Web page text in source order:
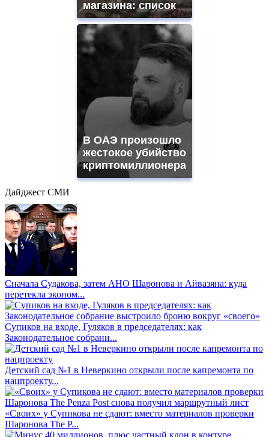
магазина: список
В ОАЭ произошло
жестокое убийство
криптомиллионера
Дайджест СМИ
Сначала Судакова, затем АНО Шаронова и Айвазяна: куда
перетекла эконом...
Супиков на входе, Гуляков в председателях: как
Законодательное собрани...
Детский сад №1 в Неверкино открыли после капремонта по
нацпроекту...
«Своих» у Супикова не сдают: вместо материалов проверки
Шаронова The P...